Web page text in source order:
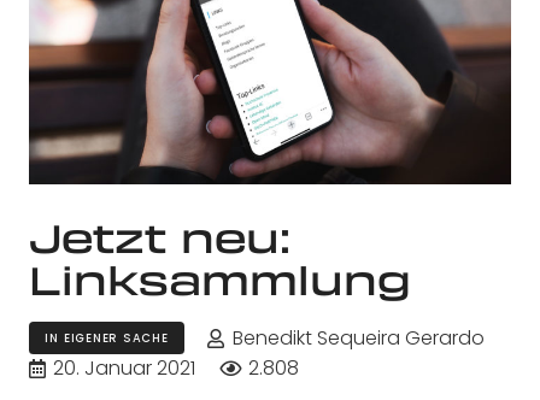
Jetzt neu:
Linksammlung
IN EIGENER SACHE
Benedikt Sequeira Gerardo
20. Januar 2021
2.808